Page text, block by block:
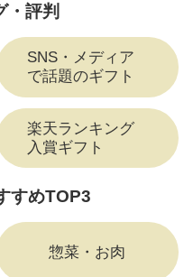
・評判
SNS・メディア
で話題のギフト
楽天ランキング
入賞ギフト
すめTOP3
惣菜・お肉